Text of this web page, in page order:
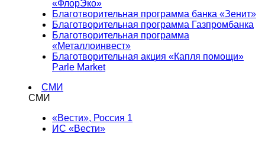
«ФлорЭко»
Благотворительная программа банка «Зенит»
Благотворительная программа Газпромбанка
Благотворительная программа
«Металлоинвест»
Благотворительная акция «Капля помощи»
Parle Market
СМИ
СМИ
«Вести», Россия 1
ИС «Вести»